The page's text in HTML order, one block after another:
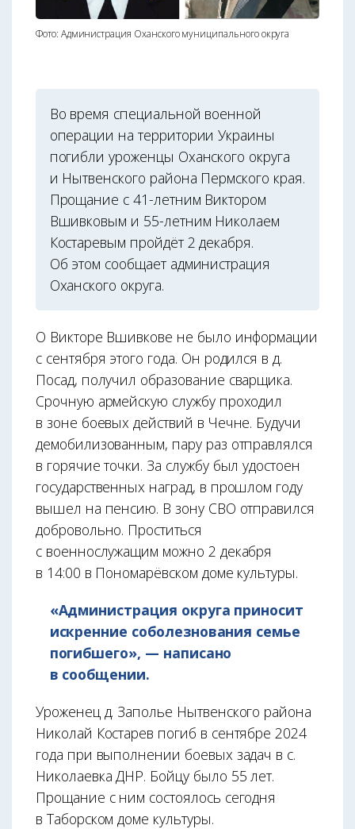
Фото: Администрация Оханского муниципального округа
Во время специальной военной
операции на территории Украины
погибли уроженцы Оханского округа
и Нытвенского района Пермского края.
Прощание с 41-летним Виктором
Вшивковым и 55-летним Николаем
Костаревым пройдёт 2 декабря.
Об этом сообщает администрация
Оханского округа.
О Викторе Вшивкове не было информации
с сентября этого года. Он родился в д.
Посад, получил образование сварщика.
Срочную армейскую службу проходил
в зоне боевых действий в Чечне. Будучи
демобилизованным, пару раз отправлялся
в горячие точки. За службу был удостоен
государственных наград, в прошлом году
вышел на пенсию. В зону СВО отправился
добровольно. Проститься
с военнослужащим можно 2 декабря
в 14:00 в Пономарёвском доме культуры.
«Администрация округа приносит
искренние соболезнования семье
погибшего», — написано
в сообщении.
Уроженец д. Заполье Нытвенского района
Николай Костарев погиб в сентябре 2024
года при выполнении боевых задач в с.
Николаевка ДНР. Бойцу было 55 лет.
Прощание с ним состоялось сегодня
в Таборском доме культуры.